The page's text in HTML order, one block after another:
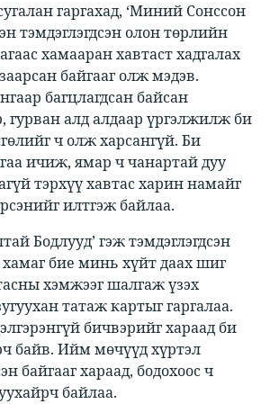
гаргахад, ‘Миний Сонссон
тэмдэглэгдсэн олон төрлийн
хамааран хавтаст хадгалах
байгааг олж мэдэв.
багцлагдсан байсан
гурван алд алдаар үргэлжилж би
ч олж харсангүй. Би
ичиж, ямар ч чанартай дуу
тэрхүү хавтас харин намайг
илтгэж байлаа.
Бодлууд’ гэж тэмдэглэгдсэн
хамаг бие минь хүйт даах шиг
хэмжээг шалгаж үзэх
татаж картыг гаргалаа.
бичвэрийг хараад би
байв. Ийм мөчүүд хүртэл
байгааг хараад, бодохоос ч
байлаа.